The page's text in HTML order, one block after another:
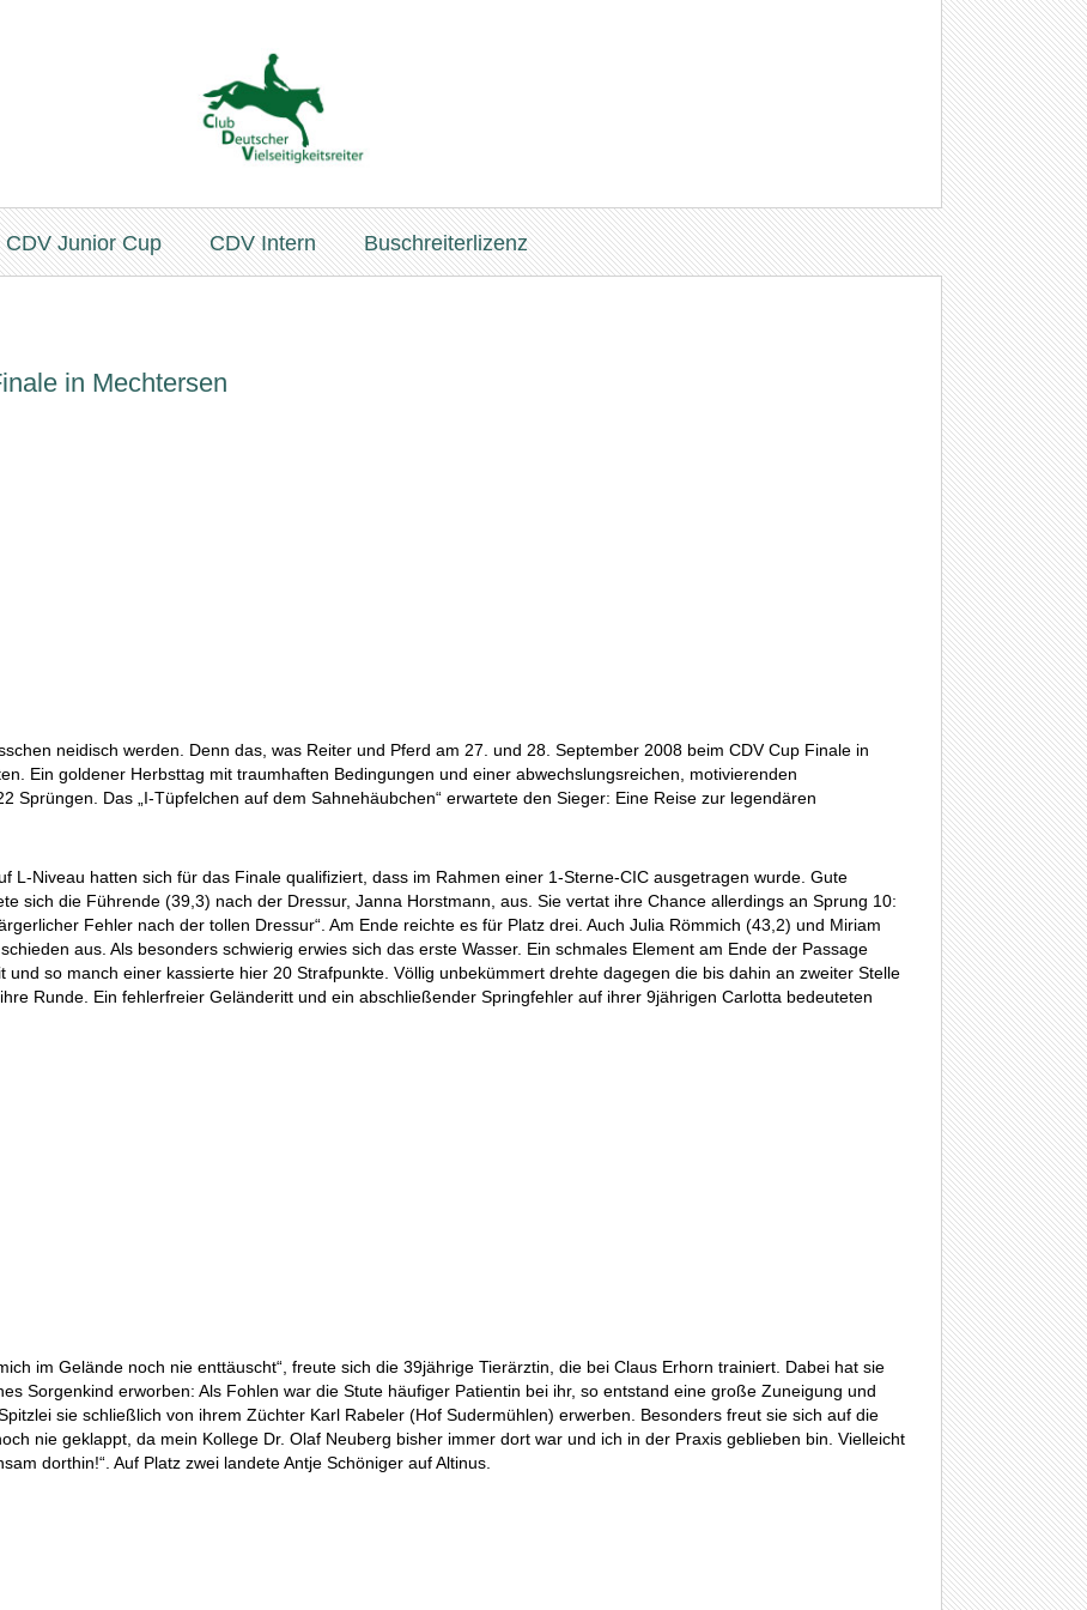
CDV Junior Cup CDV Intern Buschreiterlizenz
in Mechtersen
neidisch werden. Denn das, was Reiter und Pferd am 27. und 28. September 2008 beim CDV Cup Finale in
Ein goldener Herbsttag mit traumhaften Bedingungen und einer abwechslungsreichen, motivierenden
Sprüngen. Das „I-Tüpfelchen auf dem Sahnehäubchen“ erwartete den Sieger: Eine Reise zur legendären
L-Niveau hatten sich für das Finale qualifiziert, dass im Rahmen einer 1-Sterne-CIC ausgetragen wurde. Gute
sich die Führende (39,3) nach der Dressur, Janna Horstmann, aus. Sie vertat ihre Chance allerdings an Sprung 10:
Fehler nach der tollen Dressur“. Am Ende reichte es für Platz drei. Auch Julia Römmich (43,2) und Miriam
aus. Als besonders schwierig erwies sich das erste Wasser. Ein schmales Element am Ende der Passage
so manch einer kassierte hier 20 Strafpunkte. Völlig unbekümmert drehte dagegen die bis dahin an zweiter Stelle
Runde. Ein fehlerfreier Geländeritt und ein abschließender Springfehler auf ihrer 9jährigen Carlotta bedeuteten
im Gelände noch nie enttäuscht“, freute sich die 39jährige Tierärztin, die bei Claus Erhorn trainiert. Dabei hat sie
Sorgenkind erworben: Als Fohlen war die Stute häufiger Patientin bei ihr, so entstand eine große Zuneigung und
sie schließlich von ihrem Züchter Karl Rabeler (Hof Sudermühlen) erwerben. Besonders freut sie sich auf die
nie geklappt, da mein Kollege Dr. Olaf Neuberg bisher immer dort war und ich in der Praxis geblieben bin. Vielleicht
dorthin!“. Auf Platz zwei landete Antje Schöniger auf Altinus.